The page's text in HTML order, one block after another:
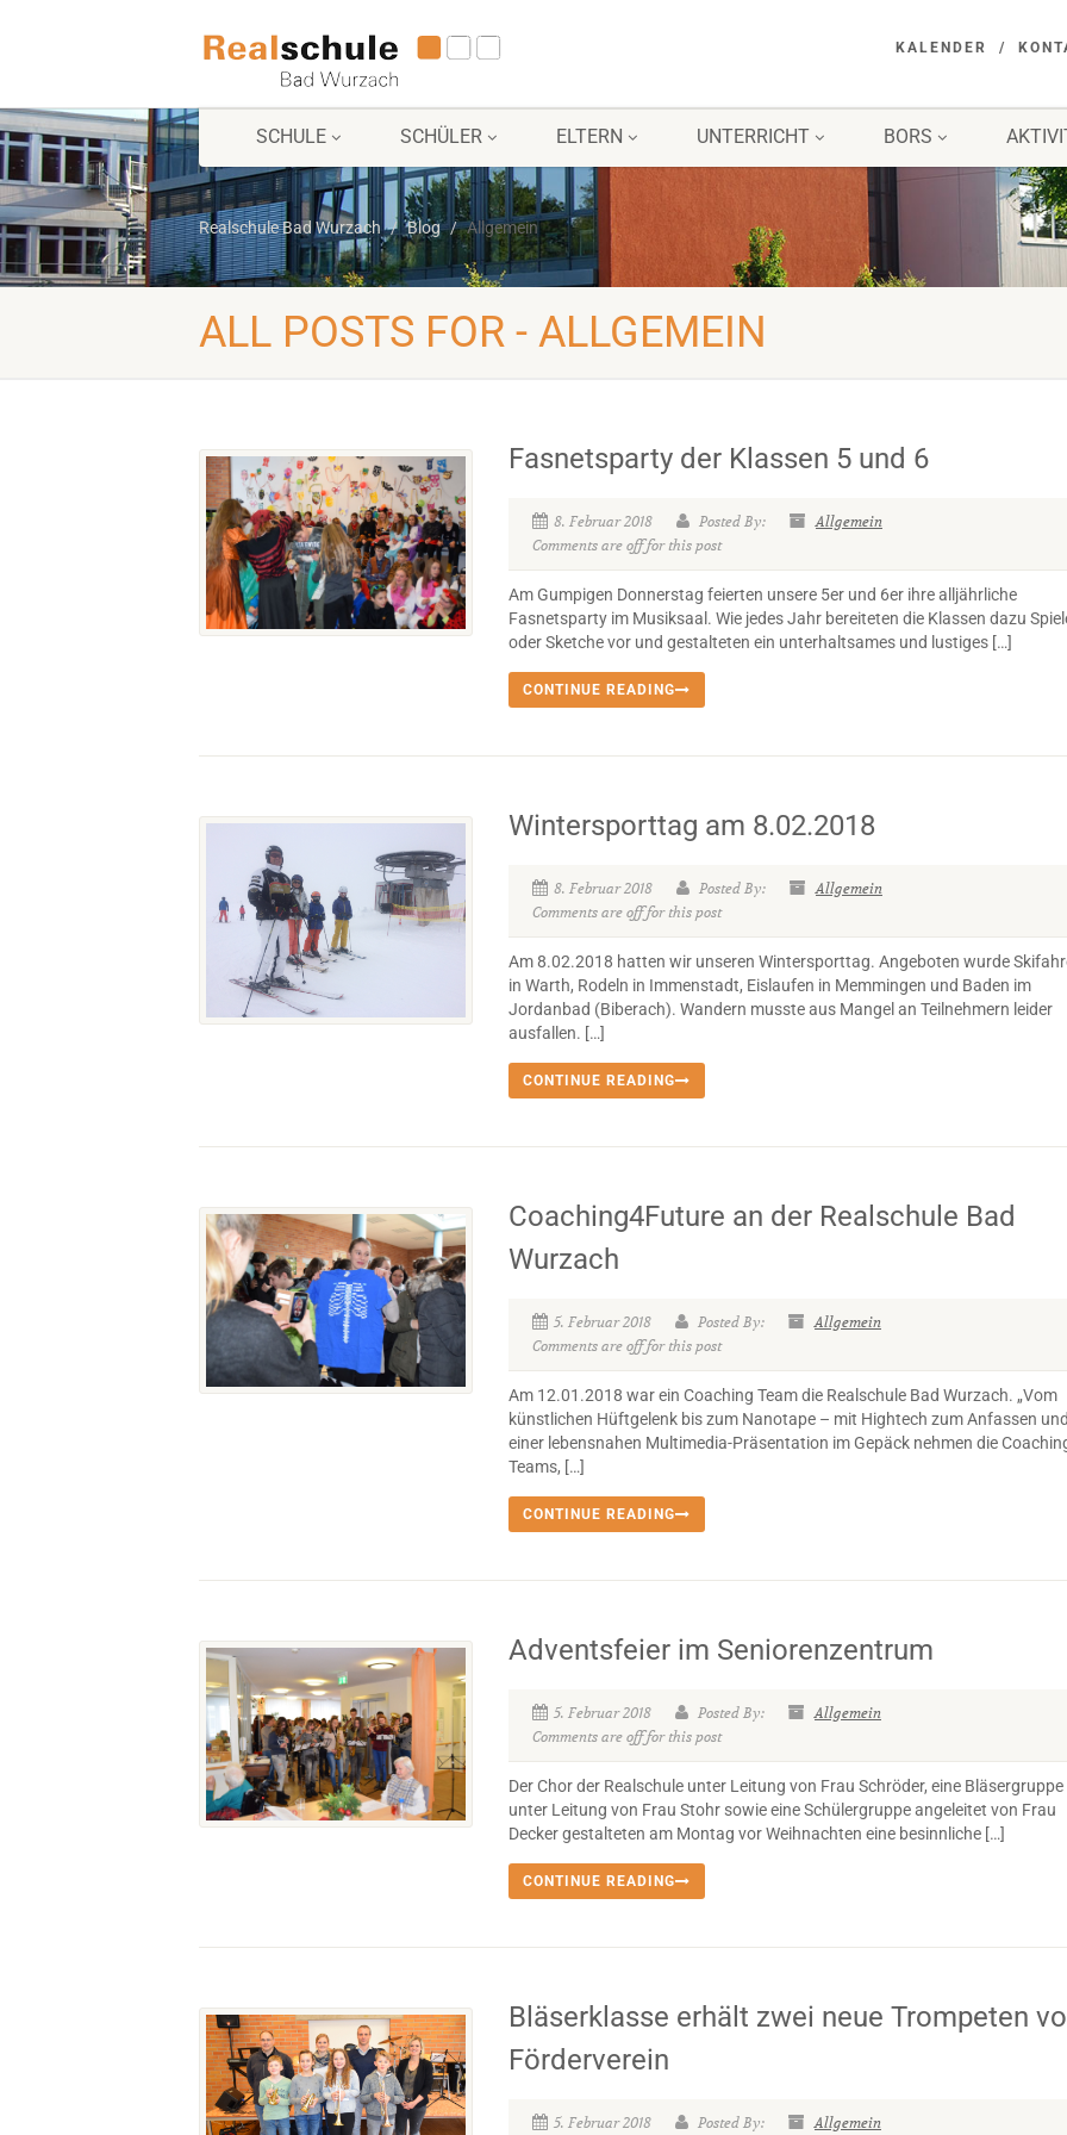
KALENDER
SCHULE SCHÜLER ELTERN UNTERRICHT BORS
Realschule Bad Wurzach Blog Allgemein
ALL POSTS FOR - ALLGEMEIN
Fasnetsparty der Klassen 5 und 6
8. Februar 2018 Posted By:
Allgemein
Comments are off for this post
Am Gumpigen Donnerstag feierten unsere 5er und 6er ihre alljährliche
Fasnetsparty im Musiksaal. Wie jedes Jahr bereiteten die Klassen dazu
oder Sketche vor und gestalteten ein unterhaltsames und lustiges […]
CONTINUE READING
Wintersporttag am 8.02.2018
8. Februar 2018 Posted By:
Allgemein
Comments are off for this post
Am 8.02.2018 hatten wir unseren Wintersporttag. Angeboten wurde
in Warth, Rodeln in Immenstadt, Eislaufen in Memmingen und Baden im
Jordanbad (Biberach). Wandern musste aus Mangel an Teilnehmern leider
ausfallen. […]
CONTINUE READING
Coaching4Future an der Realschule Bad
Wurzach
5. Februar 2018 Posted By:
Allgemein
Comments are off for this post
Am 12.01.2018 war ein Coaching Team die Realschule Bad Wurzach. „Vom
künstlichen Hüftgelenk bis zum Nanotape – mit Hightech zum Anfassen
einer lebensnahen Multimedia-Präsentation im Gepäck nehmen die
Teams, […]
CONTINUE READING
Adventsfeier im Seniorenzentrum
5. Februar 2018 Posted By:
Allgemein
Comments are off for this post
Der Chor der Realschule unter Leitung von Frau Schröder, eine Bläsergruppe
unter Leitung von Frau Stohr sowie eine Schülergruppe angeleitet von Frau
Decker gestalteten am Montag vor Weihnachten eine besinnliche […]
CONTINUE READING
Bläserklasse erhält zwei neue Trompeten
Förderverein
5. Februar 2018 Posted By: Allgemein